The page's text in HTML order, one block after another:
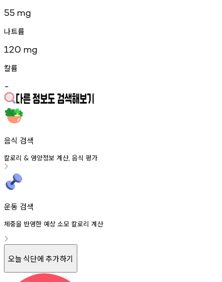
55 mg
나트륨
120 mg
칼륨
-
음식 검색
칼로리 & 영양정보 계산, 음식 평가
운동 검색
체중을 반영한 예상 소모 칼로리 계산
오늘 식단에 추가하기